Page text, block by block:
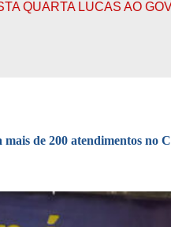
GOVERNO E JOÃO E
de 200 atendimentos no